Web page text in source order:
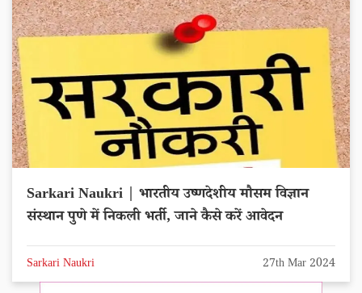
Sarkari Naukri | भारतीय उष्णदेशीय मौसम विज्ञान
संस्थान पुणे में निकली भर्ती, जाने कैसे करें आवेदन
Sarkari Naukri 27th Mar 2024